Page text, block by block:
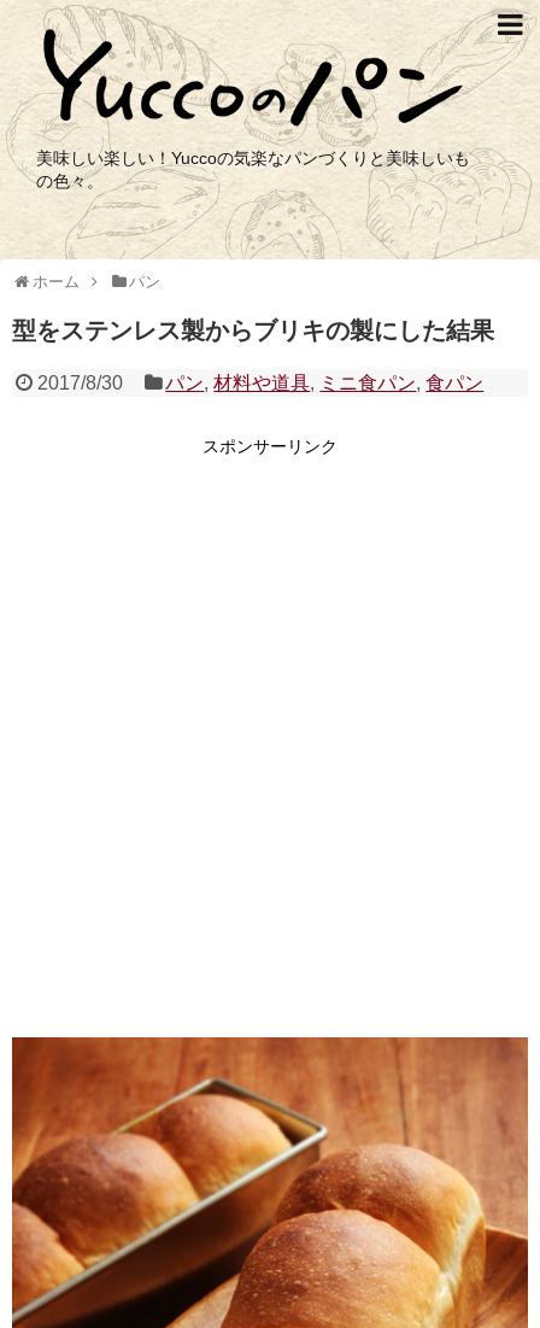
美味しい楽しい！Yuccoの気楽なパンづくりと美味しいも
の色々。
ホーム パン
型をステンレス製からブリキの製にした結果
2017/8/30 パン,材料や道具, ミニ食パン,食パン
スポンサーリンク